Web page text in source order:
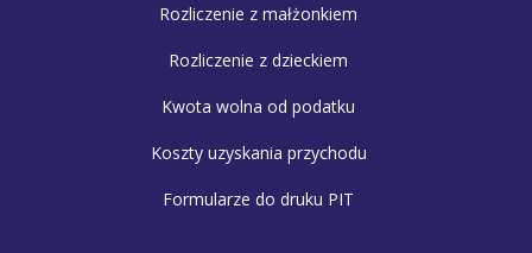
Rozliczenie z małżonkiem
Rozliczenie z dzieckiem
Kwota wolna od podatku
Koszty uzyskania przychodu
Formularze do druku PIT